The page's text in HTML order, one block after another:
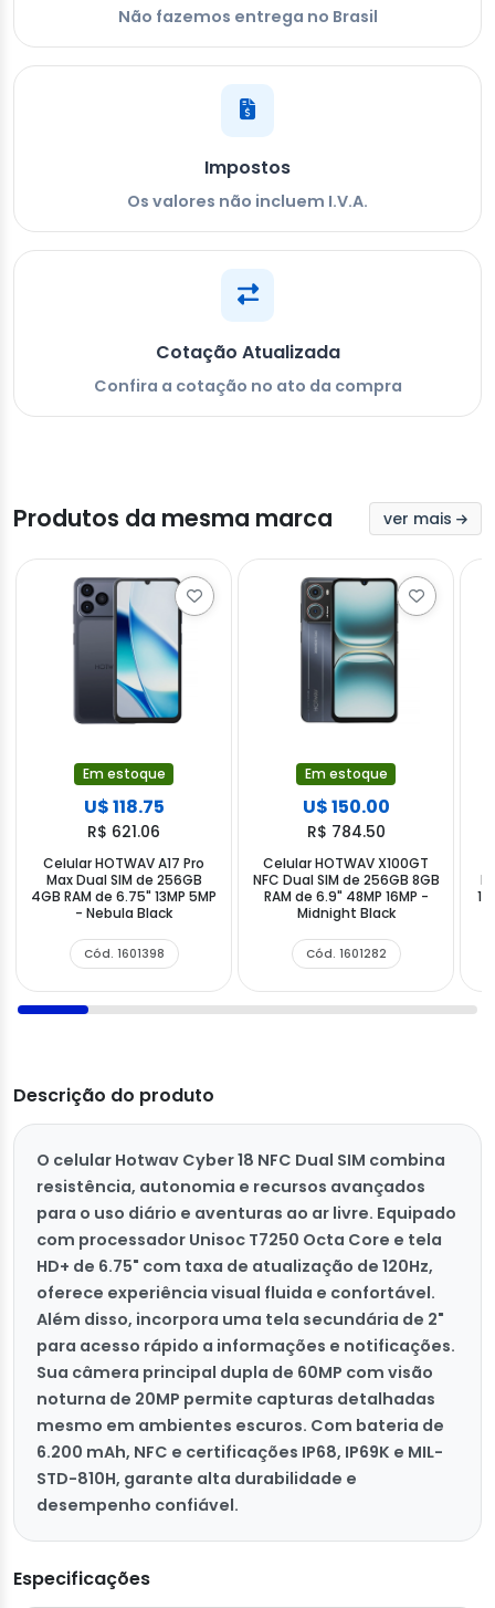
Não fazemos entrega no Brasil
Impostos
Os valores não incluem I.V.A.
Cotação Atualizada
Confira a cotação no ato da compra
Produtos da mesma marca ver mais
Em estoque
U$ 118.75
R$ 621.06
Celular HOTWAV A17 Pro
Max Dual SIM de 256GB
4GB RAM de 6.75" 13MP 5MP
- Nebula Black
Cód. 1601398
Em estoque
U$ 150.00
R$ 784.50
Celular HOTWAV X100GT
NFC Dual SIM de 256GB 8GB
RAM de 6.9" 48MP 16MP -
Midnight Black
Cód. 1601282
Descrição do produto
O celular Hotwav Cyber 18 NFC Dual SIM combina
resistência, autonomia e recursos avançados
para o uso diário e aventuras ao ar livre. Equipado
com processador Unisoc T7250 Octa Core e tela
HD+ de 6.75" com taxa de atualização de 120Hz,
oferece experiência visual fluida e confortável.
Além disso, incorpora uma tela secundária de 2"
para acesso rápido a informações e notificações.
Sua câmera principal dupla de 60MP com visão
noturna de 20MP permite capturas detalhadas
mesmo em ambientes escuros. Com bateria de
6.200 mAh, NFC e certificações IP68, IP69K e MIL-
STD-810H, garante alta durabilidade e
desempenho confiável.
Especificações